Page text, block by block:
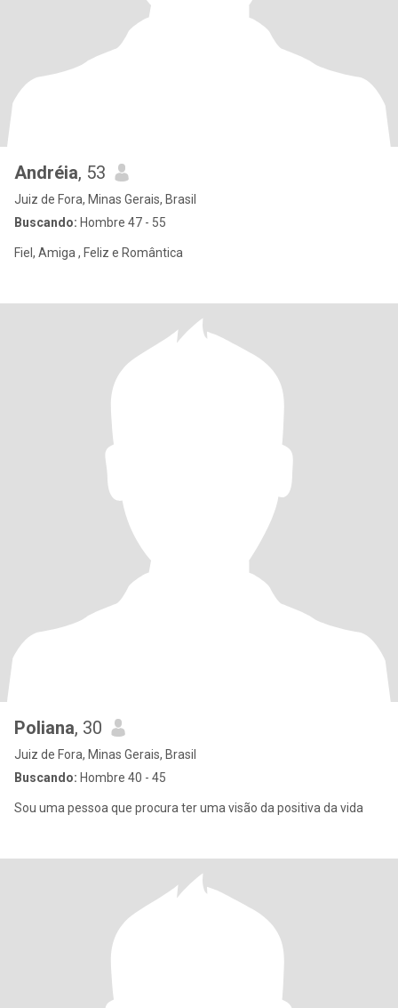
Andréia, 53
Juiz de Fora, Minas Gerais, Brasil
Buscando: Hombre 47 - 55
Fiel, Amiga , Feliz e Romântica
Poliana, 30
Juiz de Fora, Minas Gerais, Brasil
Buscando: Hombre 40 - 45
Sou uma pessoa que procura ter uma visão da positiva da vida